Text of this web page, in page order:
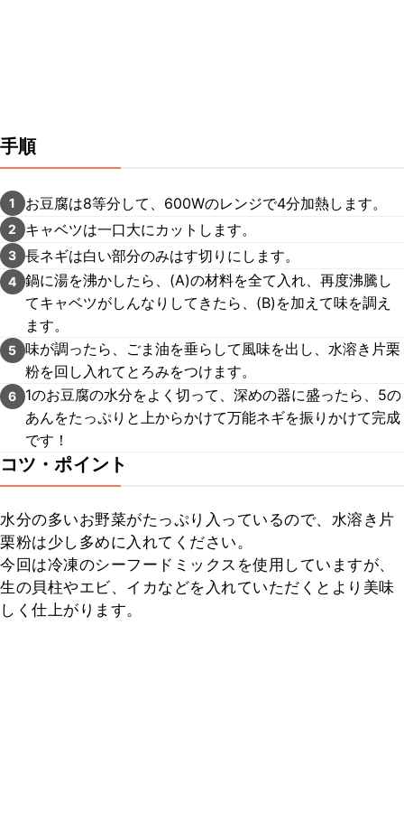
手順
1 お豆腐は8等分して、600Wのレンジで4分加熱します。
2 キャベツは一口大にカットします。
3 長ネギは白い部分のみはす切りにします。
4 鍋に湯を沸かしたら、(A)の材料を全て入れ、再度沸騰し
てキャベツがしんなりしてきたら、(B)を加えて味を調え
ます。
5 味が調ったら、ごま油を垂らして風味を出し、水溶き片栗
粉を回し入れてとろみをつけます。
6
1のお豆腐の水分をよく切って、深めの器に盛ったら、5の
あんをたっぷりと上からかけて万能ネギを振りかけて完成
です！
コツ・ポイント
水分の多いお野菜がたっぷり入っているので、水溶き片
栗粉は少し多めに入れてください。
今回は冷凍のシーフードミックスを使用していますが、
生の貝柱やエビ、イカなどを入れていただくとより美味
しく仕上がります。